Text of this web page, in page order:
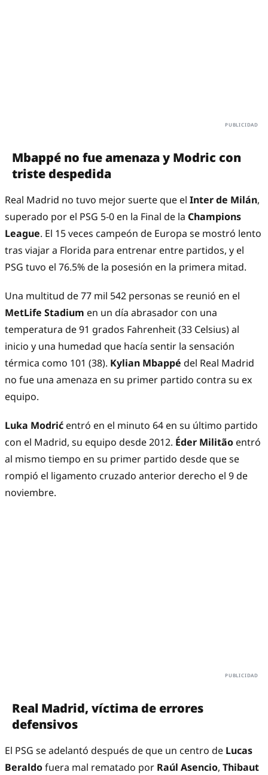
Mbappé no fue amenaza y Modric con
triste despedida
Real Madrid no tuvo mejor suerte que el Inter de Milán,
superado por el PSG 5-0 en la Final de la Champions
League. El 15 veces campeón de Europa se mostró lento
tras viajar a Florida para entrenar entre partidos, y el
PSG tuvo el 76.5% de la posesión en la primera mitad.
Una multitud de 77 mil 542 personas se reunió en el
MetLife Stadium en un día abrasador con una
temperatura de 91 grados Fahrenheit (33 Celsius) al
inicio y una humedad que hacía sentir la sensación
térmica como 101 (38). Kylian Mbappé del Real Madrid
no fue una amenaza en su primer partido contra su ex
equipo.
Luka Modrić entró en el minuto 64 en su último partido
con el Madrid, su equipo desde 2012. Éder Militão entró
al mismo tiempo en su primer partido desde quese
rompió el ligamento cruzado anterior derecho el 9 de
noviembre.
Real Madrid, víctima de errores
defensivos
El PSG se adelantó después de que un centro de Lucas
Beraldofuera mal rematado por Raúl Asencio, Thibaut